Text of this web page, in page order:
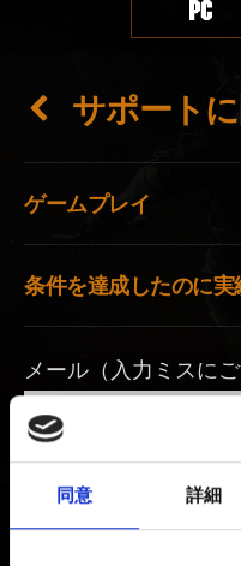
同意 詳細
サポート
ゲームプレイ
条件を達成したのに
メール（入力ミスに
ファイルを追加
このレポートにファイル